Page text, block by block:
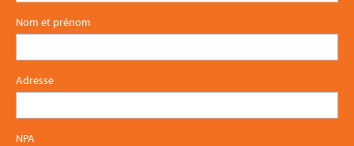
Nom et prénom
Adresse
NPA